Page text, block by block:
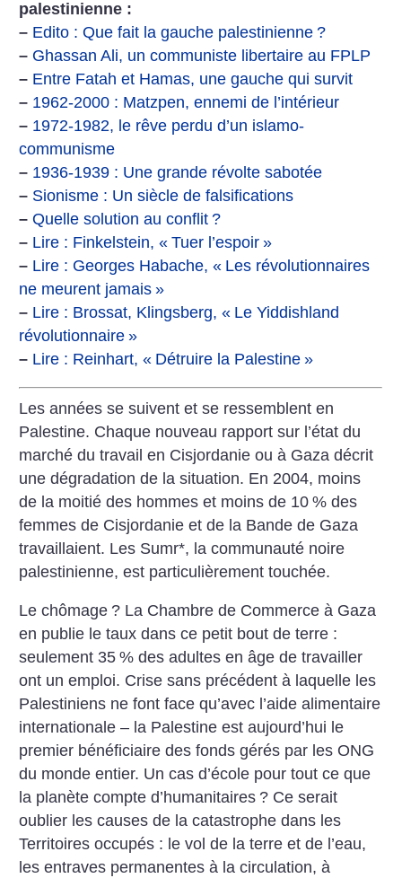
palestinienne :
– Edito : Que fait la gauche palestinienne ?
– Ghassan Ali, un communiste libertaire au FPLP
– Entre Fatah et Hamas, une gauche qui survit
– 1962-2000 : Matzpen, ennemi de l’intérieur
– 1972-1982, le rêve perdu d’un islamo-
communisme
– 1936-1939 : Une grande révolte sabotée
– Sionisme : Un siècle de falsifications
– Quelle solution au conflit ?
– Lire : Finkelstein, « Tuer l’espoir »
– Lire : Georges Habache, « Les révolutionnaires
ne meurent jamais »
– Lire : Brossat, Klingsberg, « Le Yiddishland
révolutionnaire »
– Lire : Reinhart, « Détruire la Palestine »
Les années se suivent et se ressemblent en
Palestine. Chaque nouveau rapport sur l’état du
marché du travail en Cisjordanie ou à Gaza décrit
une dégradation de la situation. En 2004, moins
de la moitié des hommes et moins de 10 % des
femmes de Cisjordanie et de la Bande de Gaza
travaillaient. Les Sumr*, la communauté noire
palestinienne, est particulièrement touchée.
Le chômage ? La Chambre de Commerce à Gaza
en publie le taux dans ce petit bout de terre :
seulement 35 % des adultes en âge de travailler
ont un emploi. Crise sans précédent à laquelle les
Palestiniens ne font face qu’avec l’aide alimentaire
internationale – la Palestine est aujourd’hui le
premier bénéficiaire des fonds gérés par les ONG
du monde entier. Un cas d’école pour tout ce que
la planète compte d’humanitaires ? Ce serait
oublier les causes de la catastrophe dans les
Territoires occupés : le vol de la terre et de l’eau,
les entraves permanentes à la circulation, à